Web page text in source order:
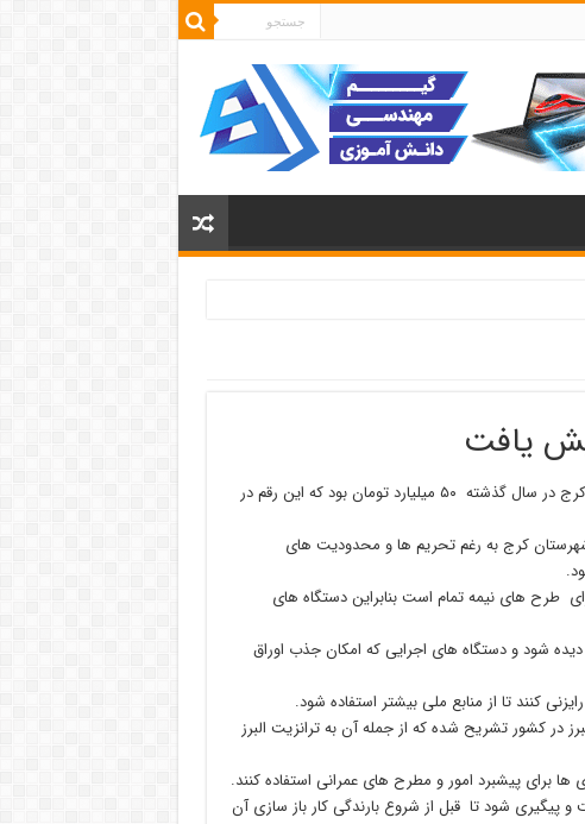
غفور قاسم پور روز دوشنبه در گفت و گو با ایرنا افزود: اعتبارات کرج در سال گذشته ۵۰ میلیارد تومان بود که این رقم در
کرج به رغم تحریم ها و محدودیت های
طرح های نیمه تمام است بنابراین دستگاه های
شود و دستگاه های اجرایی که امکان جذب اوراق
کنند تا از منابع ملی بیشتر استفاده شود.
کشور تشریح شده که از جمله آن به ترانزیت البرز
پیشبرد امور و مطرح های عمرانی استفاده کنند.
پیگیری شود تا قبل از شروع بارندگی کار باز سازی آن